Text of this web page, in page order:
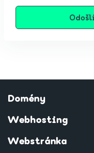
Domény
Webhosting
Webstránka